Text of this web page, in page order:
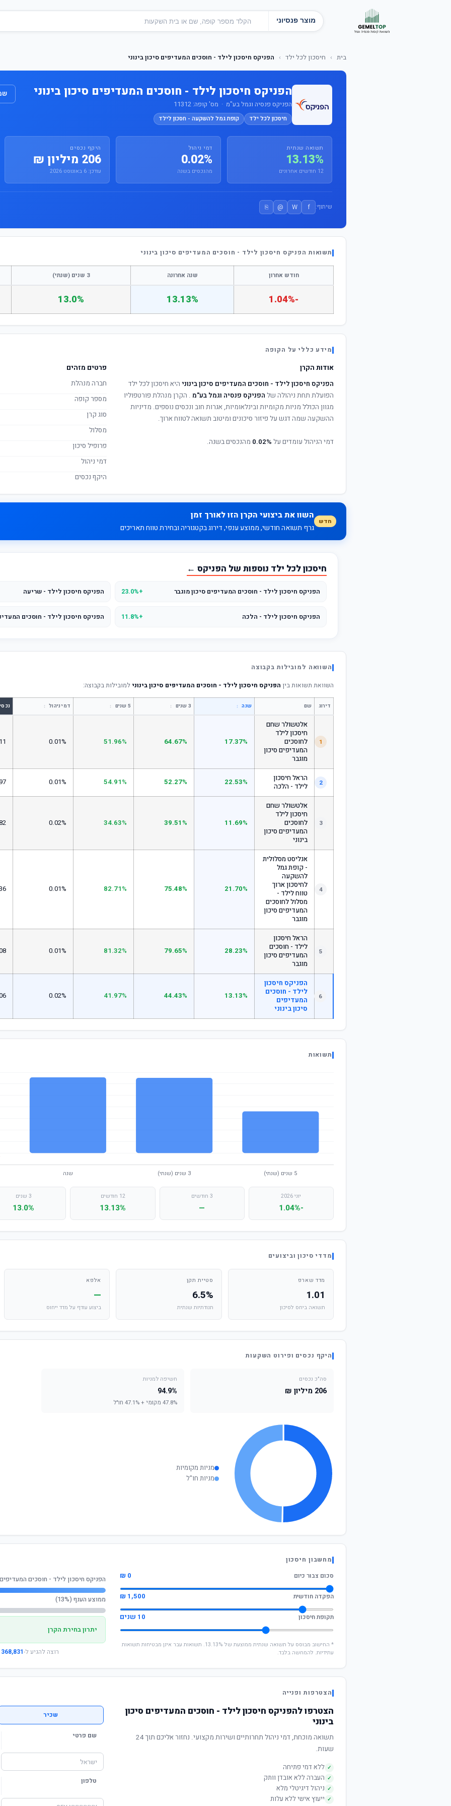
מוצר פנסיוני
בית › חיסכון לכל ילד › הפניקס חיסכון לילד - חוסכים המעדיפים סיכון בינוני
הפניקס חיסכון לילד - חוסכים המעדיפים סיכון בינוני
הפניקס פנסיה וגמל בע"מ · מס' קופה: 11312
חיסכון לכל ילד קופת גמל להשקעה - חסכון לילד
תשואה שנתית
13.13%
12 חודשים אחרונים
דמי ניהול
0.02%
מהנכסים בשנה
היקף נכסים
206 מיליון ₪
עודכן: 6 באוגוסט 2026
שיתוף: f
W
@
⎘
תשואות הפניקס חיסכון לילד - חוסכים המעדיפים סיכון בינוני
חודש אחרון שנה אחרונה 3 שנים (שנתי)
-1.04%
13.13%
13.0%
מידע כללי על הקופה
אודות הקרן
הפניקס חיסכון לילד - חוסכים המעדיפים סיכון בינוני היא חיסכון לכל ילד
הפועלת תחת ניהולה של הפניקס פנסיה וגמל בע"מ . הקרן מנהלת פורטפוליו
מגוון הכולל מניות מקומיות ובינלאומיות, אגרות חוב ונכסים נוספים. מדיניות
ההשקעה שמה דגש על פיזור סיכונים ומיטוב תשואה לטווח ארוך.
דמי הניהול עומדים על 0.02% מהנכסים בשנה.
פרטים מזהים
חברה מנהלת
מספר קופה
סוג קרן
מסלול
פרופיל סיכון
דמי ניהול
היקף נכסים
חדש
השוו את ביצועי הקרן הזו לאורך זמן
גרף תשואה חודשי, ממוצע ענפי, דירוג בקטגוריה ובחירת טווח תאריכים
חיסכון לכל ילד נוספות של הפניקס ←
הפניקס חיסכון לילד - חוסכים המעדיפים סיכון מוגבר +23.0% הפניקס חיסכון לילד - שריעה
הפניקס חיסכון לילד - הלכה +11.8% הפניקס חיסכון לילד - חוסכים
השוואה למובילות בקבוצה
השוואת תשואות בין הפניקס חיסכון לילד - חוסכים המעדיפים סיכון בינונילמובילות בקבוצה:
דירוג שם שנה ↕ 3 שנים ↕ 5 שנים ↕ דמי ניהול ↕
1
אלטשולר שחם
חיסכון לילד
לחוסכים
המעדיפים סיכון
מוגבר
17.37%
64.67%
51.96%
0.01%
2
הראל חיסכון
לילד - הלכה
22.53%
52.27%
54.91%
0.01%
3
אלטשולר שחם
חיסכון לילד
לחוסכים
המעדיפים סיכון
בינוני
11.69%
39.51%
34.63%
0.02%
4
אנליסט מסלולית
- קופת גמל
להשקעה
לחיסכון ארוך
טווח לילד -
מסלול לחוסכים
המעדיפים סיכון
מוגבר
21.70%
75.48%
82.71%
0.01%
5
הראל חיסכון
לילד - חוסכים
המעדיפים סיכון
מוגבר
28.23%
79.65%
81.32%
0.01%
6
הפניקס חיסכון
לילד - חוסכים
המעדיפים
סיכון בינוני
13.13%
44.43%
41.97%
0.02%
תשואות
יוני 2026
-1.04%
3 חודשים
—
12 חודשים
13.13%
3 שנים
13.0%
מדדי סיכון וביצועים
מדד שארפ
1.01
תשואה ביחס לסיכון
סטיית תקן
6.5%
תנודתיות שנתית
אלפא
—
ביצוע עודף על מדד ייחוס
היקף נכסים ופירוט השקעות
סה"כ נכסים
206 מיליון ₪
חשיפה למניות
94.9%
47.8% מקומי + 47.1% חו"ל
מניות מקומיות
מניות חו"ל
מחשבון חיסכון
סכום צבור כיום
0 ₪
הפקדה חודשית 1,500 ₪
תקופת חיסכון 10 שנים
* החישוב מבוסס על תשואה שנתית ממוצעת של 13.13%. תשואות עבר אינן מבטיחות תשואות
עתידיות. להמחשה בלבד.
הפניקס חיסכון לילד - חוסכים המעדיפים
ממוצע הענף (13%)
יתרון בחירת הקרן
רוצה להגיע ל-368,831 ₪
הצטרפות ופנייה
הצטרפו להפניקס חיסכון לילד - חוסכים המעדיפים סיכון
בינוני
תשואה מוכחת, דמי ניהול תחרותיים ושירות מקצועי. נחזור אליכם תוך 24
שעות.
✓ ללא דמי פתיחה
✓ העברה ללא אובדן וותק
✓ ניהול דיגיטלי מלא
✓ ייעוץ אישי ללא עלות
שכיר
שם פרטי
טלפון